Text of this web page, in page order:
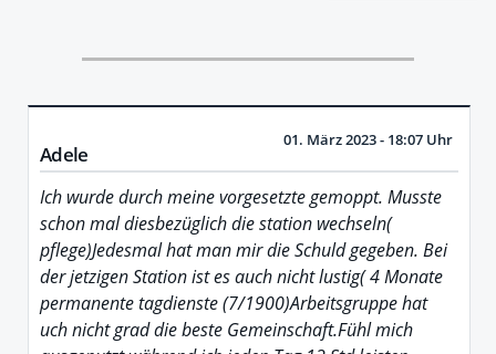
Adele
01. März 2023 - 18:07 Uhr
Ich wurde durch meine vorgesetzte gemoppt. Musste
schon mal diesbezüglich die station wechseln(
pflege)Jedesmal hat man mir die Schuld gegeben. Bei
der jetzigen Station ist es auch nicht lustig( 4 Monate
permanente tagdienste (7/1900)Arbeitsgruppe hat
uch nicht grad die beste Gemeinschaft.Fühl mich